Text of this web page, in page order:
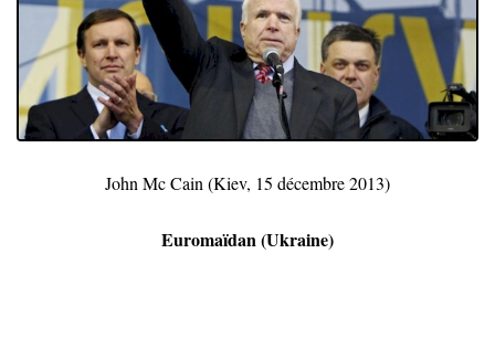
John Mc Cain (Kiev, 15 décembre 2013)
Euromaïdan(Ukraine)